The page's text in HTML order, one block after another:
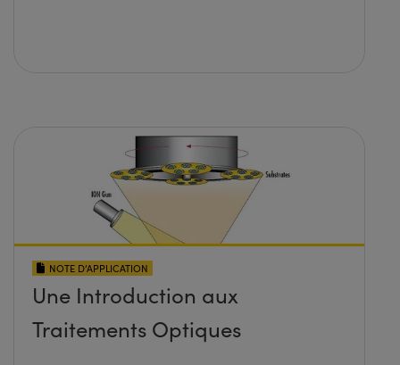
NOTE D’APPLICATION
Une Introduction aux
Traitements Optiques